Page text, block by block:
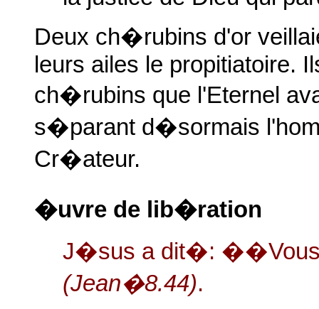
Deux ch�rubins d'or
leurs ailes le propitiatoire.
ch�rubins que l'Eternel
s�parant d�sormais
Cr�ateur.
�uvre de lib�ration
J�sus a dit�:
(Jean�8.44).